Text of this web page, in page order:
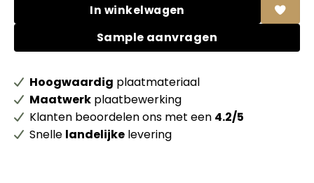
In winkelwagen
Sample aanvragen
Hoogwaardig plaatmateriaal
Maatwerk plaatbewerking
Klanten beoordelen ons met een 4.2/5
Snelle landelijke levering